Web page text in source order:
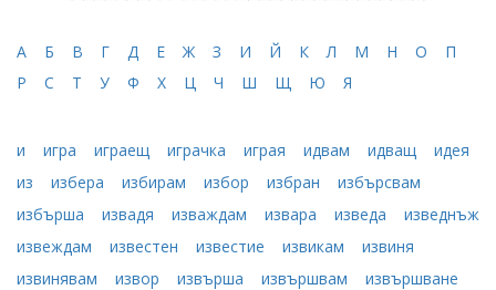
А Б В Г Д Е Ж З И Й К Л М Н О
П
Р
С Т У Ф Х Ц Ч Ш Щ Ю Я
и игра играещ играчка играя идвам идващ
идея
из
избера избирам избор избран
избърсвам
избърша
извадя изваждам извара изведа
изведнъж
извеждам
известен известие извикам
извиня
извинявам
извор извърша извършвам
извършване